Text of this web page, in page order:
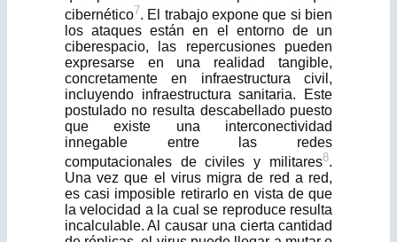
cibernético7. El trabajo expone que si bien
los ataques están en el entorno de un
ciberespacio, las repercusiones pueden
expresarse en una realidad tangible,
concretamente en infraestructura civil,
incluyendo infraestructura sanitaria. Este
postulado no resulta descabellado puesto
que existe una interconectividad
innegable entre las redes
computacionales de civiles y militares8.
Una vez que el virus migra de red a red,
es casi imposible retirarlo en vista de que
la velocidad a la cual se reproduce resulta
incalculable. Al causar una cierta cantidad